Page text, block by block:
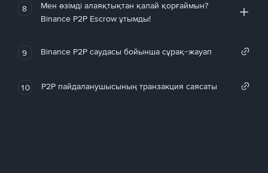
8
Мен өзімді алаяқтықтан қалай қорғаймын?
Binance P2P Escrow ұтымды!
9 Binance P2P саудасы бойынша сұрақ-жауап
10 P2P пайдаланушысының транзакция саясаты